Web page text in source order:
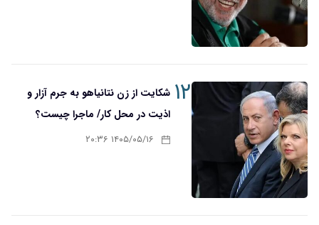
۱۲ شکایت از زن نتانیاهو به جرم آزار و
اذیت در محل کار/ ماجرا چیست؟
۱۴۰۵/۰۵/۱۶ ۲۰:۳۶